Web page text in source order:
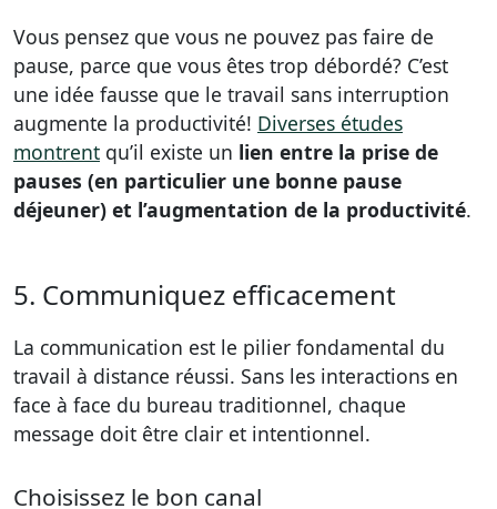
Vous pensez que vous ne pouvez pas faire de
pause, parce que vous êtes trop débordé? C’est
une idée fausse que le travail sans interruption
augmente la productivité! Diverses études
montrent qu’il existe un lien entre la prise de
pauses (en particulier une bonne pause
déjeuner) et l’augmentation de la productivité.
5. Communiquez efficacement
La communication est le pilier fondamental du
travail à distance réussi. Sans les interactions en
face à face du bureau traditionnel, chaque
message doit être clair et intentionnel.
Choisissez le bon canal